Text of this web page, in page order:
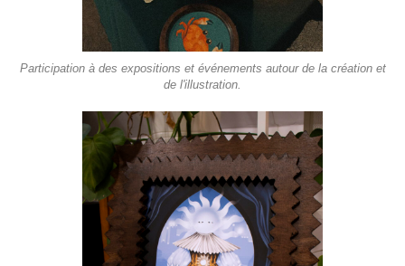
Participation à des expositions et événements autour de la création et
de l'illustration.